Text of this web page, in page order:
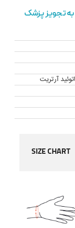
به تجویز پزشک
آرتریت
SIZE CHART